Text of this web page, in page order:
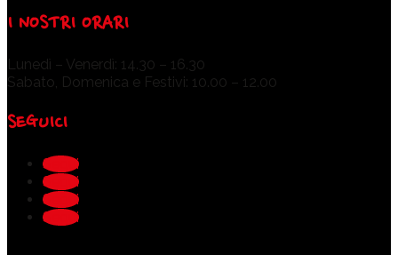
I NOSTRI ORARI
Lunedì – Venerdì: 14.30 – 16.30
Sabato, Domenica e Festivi: 10.00 – 12.00
SEGUICI
Segui
Segui
Segui
Segui